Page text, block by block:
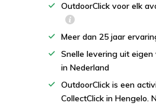
OutdoorClick voor elk
Meer dan 25 jaar
Snelle levering uit eigen
in Nederland
OutdoorClick is een
CollectClick in Hengelo.